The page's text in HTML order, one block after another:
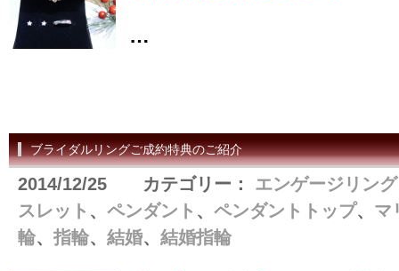
…
ブライダルリングご成約特典のご紹介
2014/12/25 カテゴリー： エンゲージリング
スレット 、 ペンダント 、 ペンダントトップ、 マ
輪、 指輪、 結婚、 結婚指輪